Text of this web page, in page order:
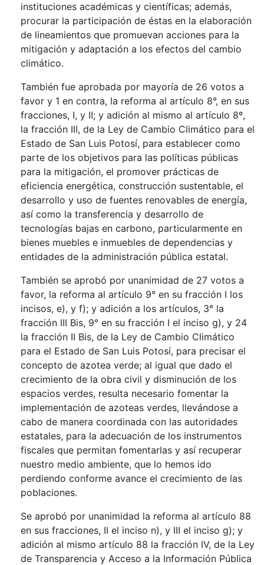
instituciones académicas y científicas; además,
procurar la participación de éstas en la elaboración
de lineamientos que promuevan acciones para la
mitigación y adaptación a los efectos del cambio
climático.
También fue aprobada por mayoría de 26 votos a
favor y 1 en contra, la reforma al artículo 8°, en sus
fracciones, I, y II; y adición al mismo al artículo 8º,
la fracción III, de la Ley de Cambio Climático para el
Estado de San Luis Potosí, para establecer como
parte de los objetivos para las políticas públicas
para la mitigación, el promover prácticas de
eficiencia energética, construcción sustentable, el
desarrollo y uso de fuentes renovables de energía,
así como la transferencia y desarrollo de
tecnologías bajas en carbono, particularmente en
bienes muebles e inmuebles de dependencias y
entidades de la administración pública estatal.
También se aprobó por unanimidad de 27 votos a
favor, la reforma al artículo 9° en su fracción I los
incisos, e), y f); y adición a los artículos, 3° la
fracción III Bis, 9° en su fracción I el inciso g), y 24
la fracción II Bis, de la Ley de Cambio Climático
para el Estado de San Luis Potosí, para precisar el
concepto de azotea verde; al igual que dado el
crecimiento de la obra civil y disminución de los
espacios verdes, resulta necesario fomentar la
implementación de azoteas verdes, llevándose a
cabo de manera coordinada con las autoridades
estatales, para la adecuación de los instrumentos
fiscales que permitan fomentarlas y así recuperar
nuestro medio ambiente, que lo hemos ido
perdiendo conforme avance el crecimiento de las
poblaciones.
Se aprobó por unanimidad la reforma al artículo 88
en sus fracciones, II el inciso n), y III el inciso g); y
adición al mismo artículo 88 la fracción IV, de la Ley
de Transparencia y Acceso a la Información Pública